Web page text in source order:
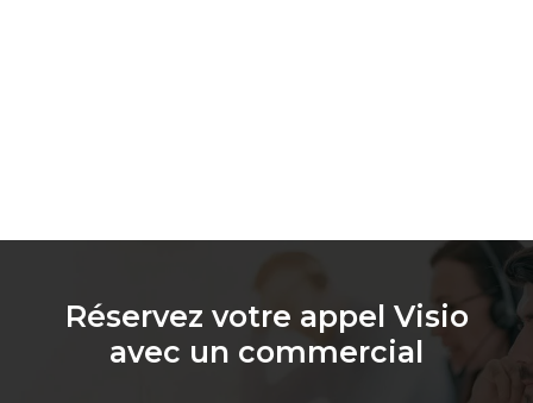
Réservez votre appel Visio
avec un commercial